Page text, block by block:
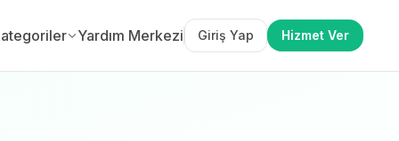
Yardım Merkezi Giriş Yap Hizmet Ver